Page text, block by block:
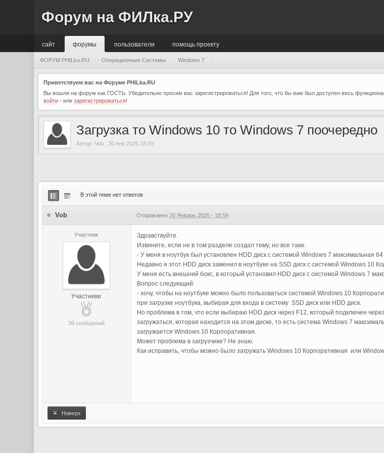
Форум на ФИЛка.РУ
сайт помощь проекту
форумы пользователи
ФОРУМ PHILka.RU Операционные Системы Windows 7
Приветствуем вас на Форуме PHILka.RU
Вы вошли на форум как ГОСТЬ. Убедительно просим вас зарегистрироваться! Для того, что бы вам был доступен весь
войти - илизарегистрироваться!
Загрузка то Windows 10 то Windows 7 поочередно
Автор:Vob 20 янв 2025 18:59
В этой теме нет ответов
Vob Отправлено20 Январь 2025 - 18:59
Участник
Участники
36 сообщений
Здравствуйте.
Извините, если не в том разделе создал тему, но все таки:
- У меня в ноутбук был установлен HDD диск с системой Windows 7 максимальная 64
Недавно я этот HDD диск заменил в ноутбуке на SSD диск с системой Windows 10
У меня есть внешний бокс, в который установил HDD диск с системой Windows 7
Вопрос следующий:
- хочу, чтобы на ноутбуке можно было пользоваться системой Windows 10
при загрузке ноутбука, выбирая для входа в систему SSD диск или HDD диск.
Но проблема в том, что если выбираю HDD диск через F12, который подключен
загружаться, которая находится на этом диске, то есть система Windows 7
загружается Windows 10 Корпоративная.
Может проблема в загрузчике? Не знаю.
Как исправить, чтобы можно было загружать Windows 10 Корпоративная или
Наверх